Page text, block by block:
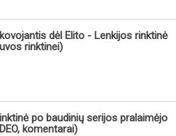
dėl Elito - Lenkijos rinktinė
rinktinei)
po baudinių serijos pralaimėjo
komentarai)